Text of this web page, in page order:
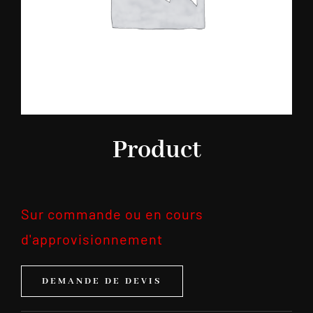
Product
Sur commande ou en cours
d'approvisionnement
DEMANDE DE DEVIS